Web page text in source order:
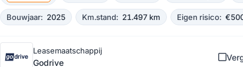
Bouwjaar: 2025 Km.stand: 21.497 km Eigen risico:
Leasemaatschappij
Godrive